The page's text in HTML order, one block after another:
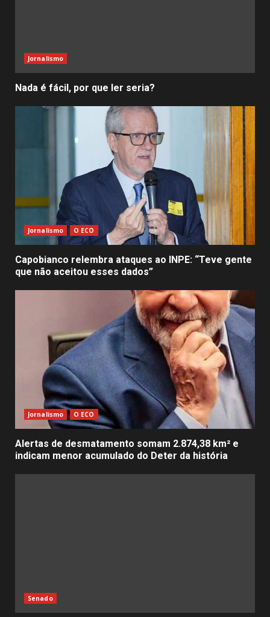
Jornalismo
Nada é fácil, por que ler seria?
Jornalismo O ECO
Capobianco relembra ataques ao INPE: “Teve gente
que não aceitou esses dados”
Jornalismo O ECO
Alertas de desmatamento somam 2.874,38 km² e
indicam menor acumulado do Deter da história
Senado